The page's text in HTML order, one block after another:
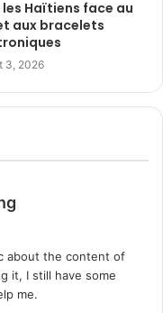
Haïtiens face au
aux bracelets
3, 2026
:
about the content of
it, I still have some
me.